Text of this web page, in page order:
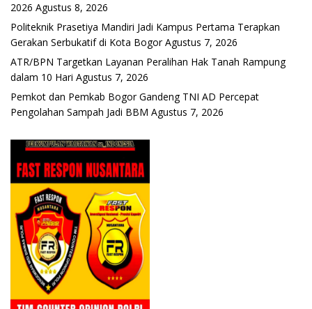
2026 Agustus 8, 2026
Politeknik Prasetiya Mandiri Jadi Kampus Pertama Terapkan
Gerakan Serbukatif di Kota Bogor Agustus 7, 2026
ATR/BPN Targetkan Layanan Peralihan Hak Tanah Rampung
dalam 10 Hari Agustus 7, 2026
Pemkot dan Pemkab Bogor Gandeng TNI AD Percepat
Pengolahan Sampah Jadi BBM Agustus 7, 2026